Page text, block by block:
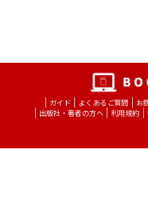
ガイド よくあるご質問 お
出版社・著者の方へ
利用規約